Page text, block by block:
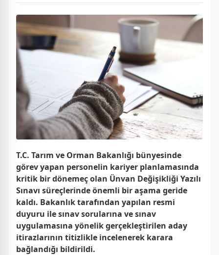
T.C. Tarım ve Orman Bakanlığı bünyesinde
görev yapan personelin kariyer planlamasında
kritik bir dönemeç olan Ünvan Değişikliği Yazılı
Sınavı süreçlerinde önemli bir aşama geride
kaldı. Bakanlık tarafından yapılan resmi
duyuru ile sınav sorularına ve sınav
uygulamasına yönelik gerçekleştirilen aday
itirazlarının titizlikle incelenerek karara
bağlandığı bildirildi.